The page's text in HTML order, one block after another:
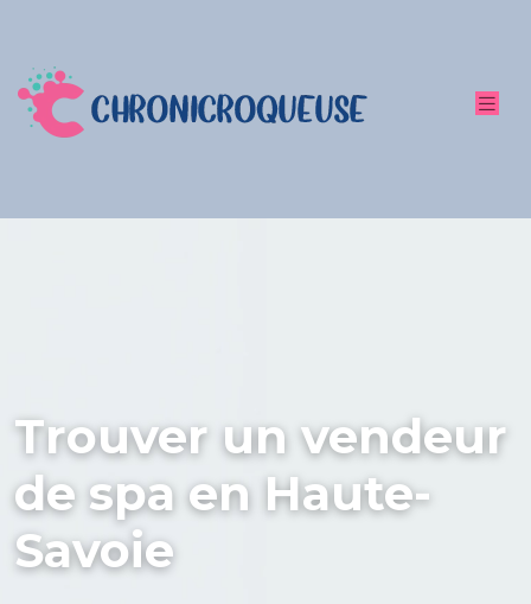
Trouver un vendeur
de spa en Haute-
Savoie